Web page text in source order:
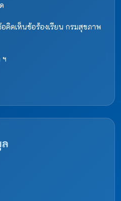
คิดเห็นข้อร้องเรียน กรมสุขภาพ
ฯ